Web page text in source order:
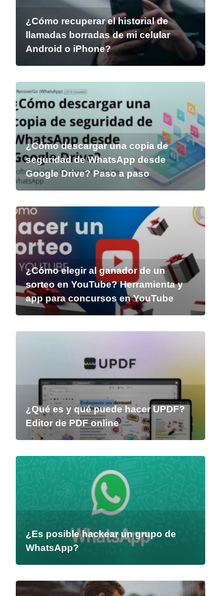
¿Cómo recuperar el historial de
llamadas borradas de mi celular
Android o iPhone?
¿Cómo descargar una copia de
seguridad de WhatsApp desde
Google Drive? Paso a paso
¿Cómo elegir al ganador de un
sorteo en YouTube? Herramienta y
app para concursos en YouTube
¿Qué es y qué puede hacer UPDF?
Editor de PDF online
¿Es posible hackear un grupo de
WhatsApp?